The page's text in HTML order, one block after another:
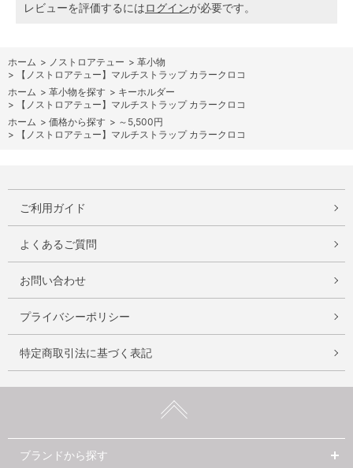
レビューを評価するにはログインが必要です。
ホーム > ノストロアテュー > 革小物
>
【ノストロアテュー】マルチストラップ カラークロコ
ホーム > 革小物を探す > キーホルダー
>
【ノストロアテュー】マルチストラップ カラークロコ
ホーム > 価格から探す > ～5,500円
>
【ノストロアテュー】マルチストラップ カラークロコ
ご利用ガイド
よくあるご質問
お問い合わせ
プライバシーポリシー
特定商取引法に基づく表記
ブランドから探す